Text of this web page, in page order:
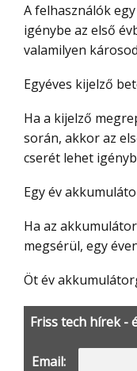
A felhasználók egy ingyenes javítást vehetnek
igénybe az első
valamilyen
Egyéves kijelző
Ha a kijelző megreped, vagy betörik egy baleset
során, akkor az
cserét lehet
Egy év
Ha az akkumulátorfedél baleset következtében
megsérül, egy
Öt év
Friss tech hírek -
Email: